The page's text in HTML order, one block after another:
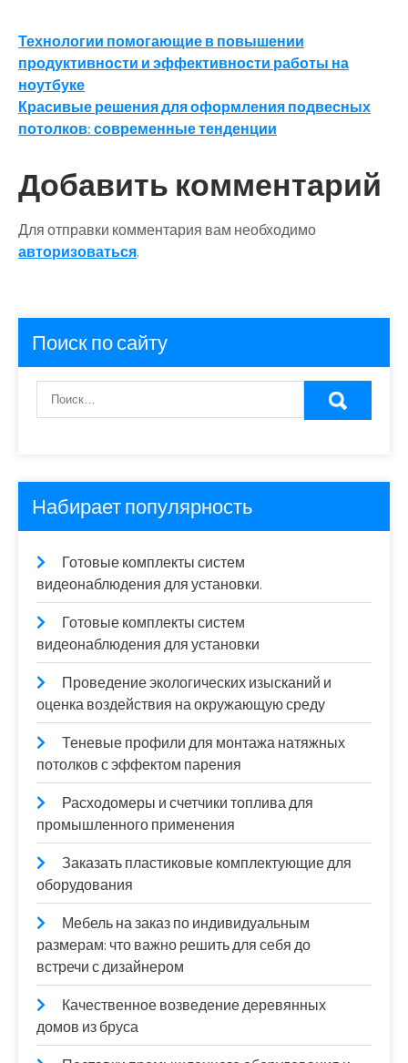
Навигация
по
записям
Технологии помогающие в повышении
продуктивности и эффективности работы на
ноутбуке
Красивые решения для оформления подвесных
потолков: современные тенденции
Добавить комментарий
Для отправки комментария вам необходимо
авторизоваться.
Поиск по сайту
Набирает популярность
Готовые комплекты систем
видеонаблюдения для установки.
Готовые комплекты систем
видеонаблюдения для установки
Проведение экологических изысканий и
оценка воздействия на окружающую среду
Теневые профили для монтажа натяжных
потолков с эффектом парения
Расходомеры и счетчики топлива для
промышленного применения
Заказать пластиковые комплектующие для
оборудования
Мебель на заказ по индивидуальным
размерам: что важно решить для себя до
встречи с дизайнером
Качественное возведение деревянных
домов из бруса